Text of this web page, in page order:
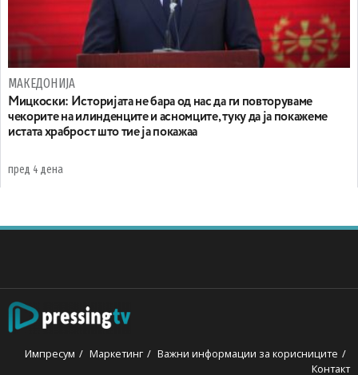
МАКЕДОНИЈА
Мицкоски: Историјата не бара од нас да ги повторуваме
чекорите на илинденците и асномците, туку да ја покажеме
истата храброст што тие ја покажаа
пред 4 дена
Импресум Маркетинг
Важни информации за корисниците
Контакт